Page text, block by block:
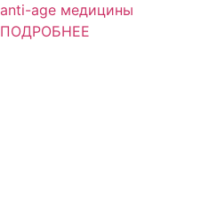
anti-age медицины
ПОДРОБНЕЕ